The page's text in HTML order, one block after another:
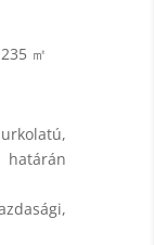
㎡